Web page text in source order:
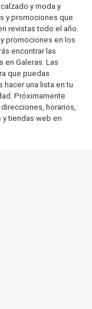
y moda y
y promociones que
revistas todo el año.
promociones en los
encontrar las
en Galeras. Las
que puedas
una lista en tu
Próximamente
horarios,
tiendas web en